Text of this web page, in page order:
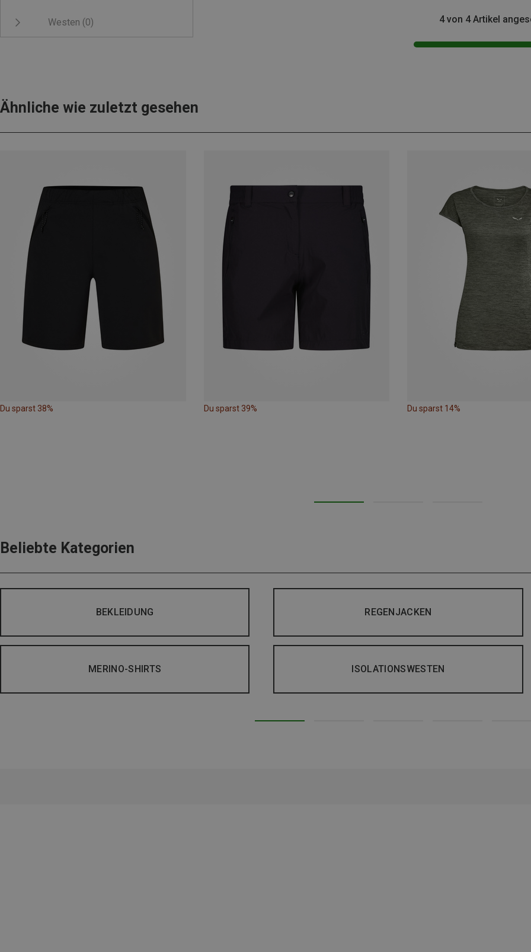
Westen (0) 4 von 4 Artikel
Ähnliche wie zuletzt gesehen
Du sparst 38% Du sparst 39% Du sparst 14%
Beliebte Kategorien
BEKLEIDUNG REGENJACKEN
MERINO-SHIRTS ISOLATIONSWESTEN